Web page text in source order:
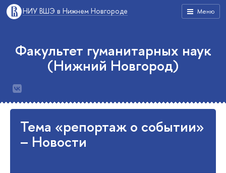
Меню
НИУ ВШЭ в Нижнем Новгороде
Факультет гуманитарных наук
(Нижний Новгород)
Тема «репортаж о событии»
– Новости